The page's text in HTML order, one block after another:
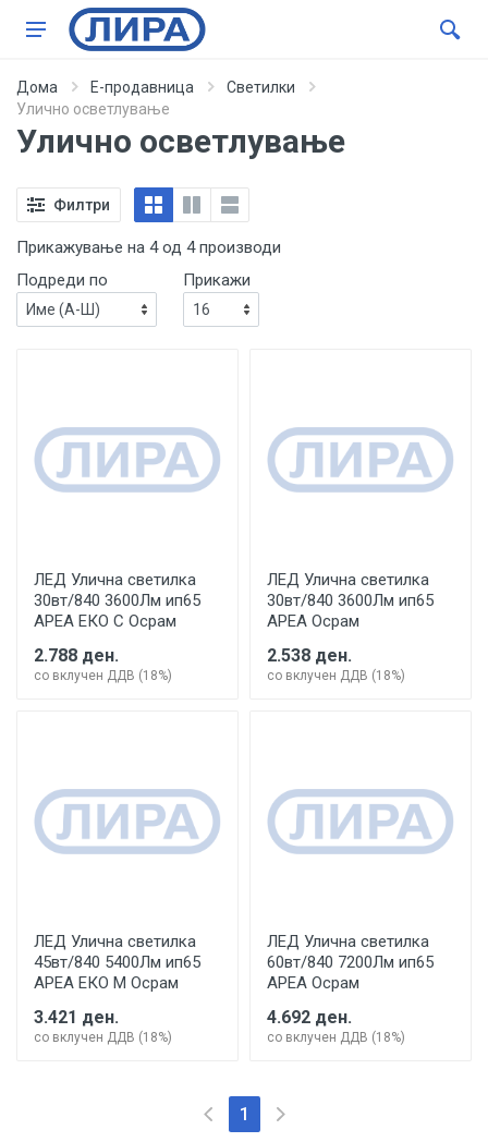
Дома Е-продавница
Светилки
Улично осветлување
Улично осветлување
Филтри
Прикажување на 4 од 4 производи
Подреди по
Прикажи
ЛЕД Улична светилка
30вт/840 3600Лм ип65
АРЕА ЕКО С Осрам
2.788 ден.
со вклучен ДДВ (18%)
ЛЕД Улична светилка
30вт/840 3600Лм ип65
АРЕА Осрам
2.538 ден.
со вклучен ДДВ (18%)
ЛЕД Улична светилка
45вт/840 5400Лм ип65
АРЕА ЕКО М Осрам
3.421 ден.
со вклучен ДДВ (18%)
ЛЕД Улична светилка
60вт/840 7200Лм ип65
АРЕА Осрам
4.692 ден.
со вклучен ДДВ (18%)
1 (current)